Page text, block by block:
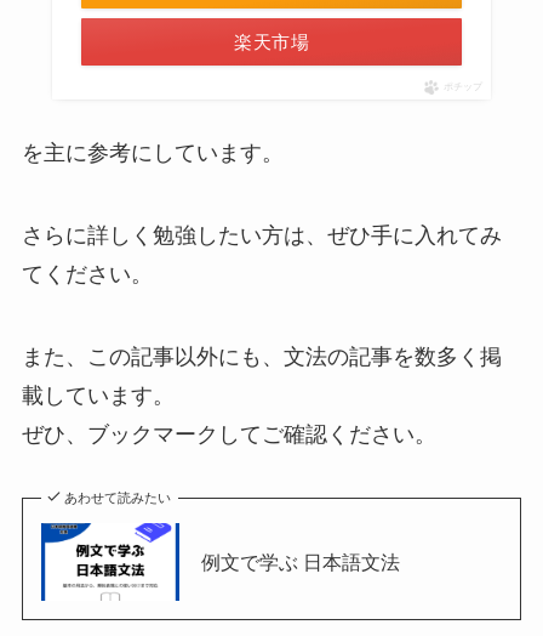
楽天市場
ポチップ
を主に参考にしています。
さらに詳しく勉強したい方は、ぜひ手に入れてみ
てください。
また、この記事以外にも、文法の記事を数多く掲
載しています。
ぜひ、ブックマークしてご確認ください。
あわせて読みたい
例文で学ぶ 日本語文法